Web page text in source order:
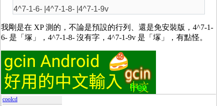
4^7-1-6- |4^7-1-8- |4^7-1-9v
我剛是在 XP 測的，不論是預設的行列、還是免安裝版，4^7-1-
6- 是「塚」，4^7-1-8- 沒有字，4^7-1-9v 是「塜」，有點怪。
coolcd